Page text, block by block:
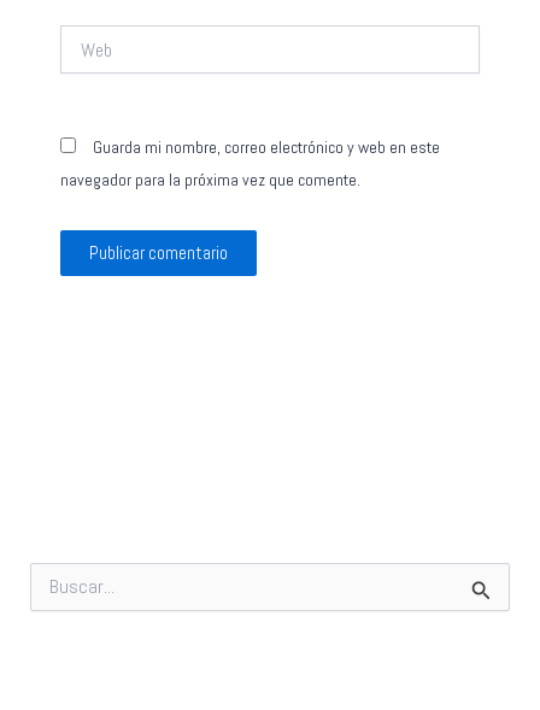
Guarda mi nombre, correo electrónico y web en este
navegador para la próxima vez que comente.
u